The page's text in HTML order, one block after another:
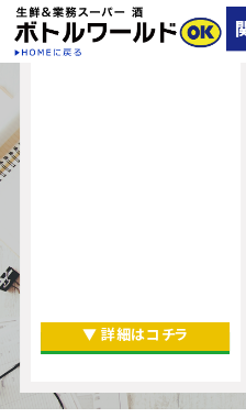
▼ 詳細はコチラ